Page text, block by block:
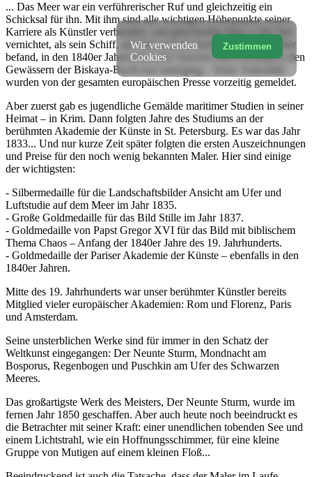
... Das Meer war ein verführerischer Ruf und gleichzeitig ein
Schicksal für ihn. Mit ihm sind alle wichtigen Höhepunkte seiner
Karriere als Künstler verbunden, und gleichzeitig hätte es ihn fast
vernichtet, als sein Schiff, auf dem sich der bereits bekannte Maler
befand, in den 1840er Jahren bei einer Seereise durch Europa in den
Gewässern der Biskaya-Bucht fast unterging... Seine Todesfälle
wurden von der gesamten europäischen Presse vorzeitig gemeldet.
Aber zuerst gab es jugendliche Gemälde maritimer Studien in seiner
Heimat – in Krim. Dann folgten Jahre des Studiums an der
berühmten Akademie der Künste in St. Petersburg. Es war das Jahr
1833... Und nur kurze Zeit später folgten die ersten Auszeichnungen
und Preise für den noch wenig bekannten Maler. Hier sind einige
der wichtigsten:
- Silbermedaille für die Landschaftsbilder Ansicht am Ufer und
Luftstudie auf dem Meer im Jahr 1835.
- Große Goldmedaille für das Bild Stille im Jahr 1837.
- Goldmedaille von Papst Gregor XVI für das Bild mit biblischem
Thema Chaos – Anfang der 1840er Jahre des 19. Jahrhunderts.
- Goldmedaille der Pariser Akademie der Künste – ebenfalls in den
1840er Jahren.
Mitte des 19. Jahrhunderts war unser berühmter Künstler bereits
Mitglied vieler europäischer Akademien: Rom und Florenz, Paris
und Amsterdam.
Seine unsterblichen Werke sind für immer in den Schatz der
Weltkunst eingegangen: Der Neunte Sturm, Mondnacht am
Bosporus, Regenbogen und Puschkin am Ufer des Schwarzen
Meeres.
Das großartigste Werk des Meisters, Der Neunte Sturm, wurde im
fernen Jahr 1850 geschaffen. Aber auch heute noch beeindruckt es
die Betrachter mit seiner Kraft: einer unendlichen tobenden See und
einem Lichtstrahl, wie ein Hoffnungsschimmer, für eine kleine
Gruppe von Mutigen auf einem kleinen Floß...
Zustimmen
Wir verwenden
Cookies